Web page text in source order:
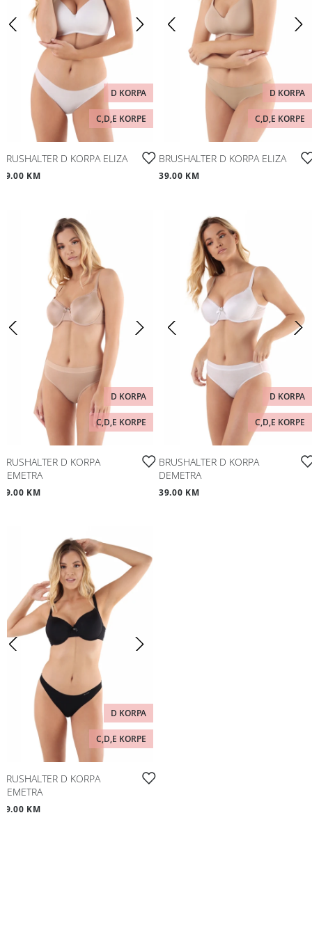
D KORPA
C,D,E KORPE
BRUSHALTER D KORPA ELIZA
39.00 KM
D KORPA
C,D,E KORPE
BRUSHALTER D KORPA ELIZA
39.00 KM
D KORPA
C,D,E KORPE
BRUSHALTER D KORPA
DEMETRA
39.00 KM
D KORPA
C,D,E KORPE
BRUSHALTER D KORPA
DEMETRA
39.00 KM
D KORPA
C,D,E KORPE
BRUSHALTER D KORPA
DEMETRA
39.00 KM